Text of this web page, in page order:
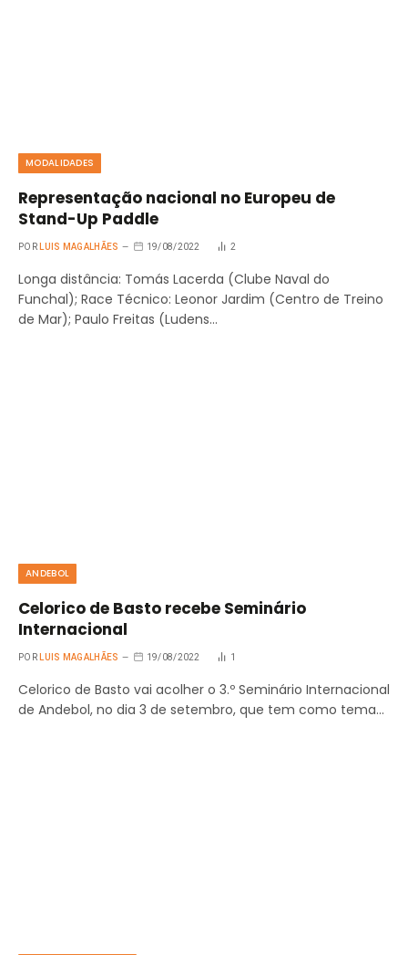
MODALIDADES
Representação nacional no Europeu de
Stand-Up Paddle
POR LUIS MAGALHÃES 19/08/2022 2
Longa distância: Tomás Lacerda (Clube Naval do
Funchal); Race Técnico: Leonor Jardim (Centro de Treino
de Mar); Paulo Freitas (Ludens…
ANDEBOL
Celorico de Basto recebe Seminário
Internacional
POR LUIS MAGALHÃES 19/08/2022 1
Celorico de Basto vai acolher o 3.º Seminário Internacional
de Andebol, no dia 3 de setembro, que tem como tema…